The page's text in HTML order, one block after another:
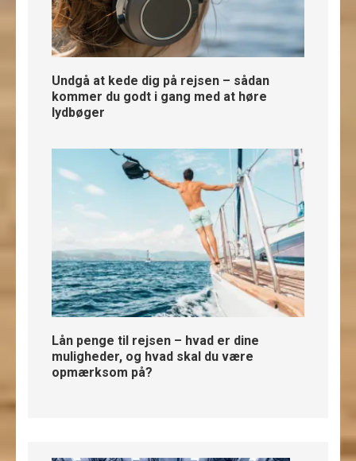
Undgå at kede dig på rejsen – sådan
kommer du godt i gang med at høre
lydbøger
Lån penge til rejsen – hvad er dine
muligheder, og hvad skal du være
opmærksom på?